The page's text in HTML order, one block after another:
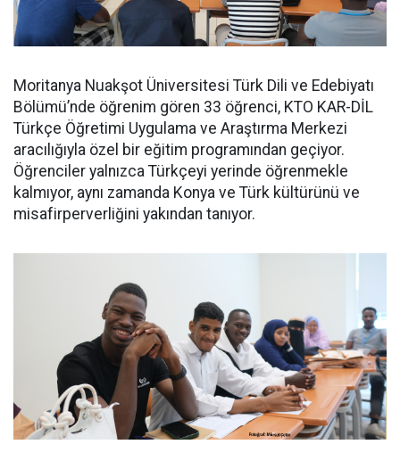
Moritanya Nuakşot Üniversitesi Türk Dili ve Edebiyatı
Bölümü’nde öğrenim gören 33 öğrenci, KTO KAR-DİL
Türkçe Öğretimi Uygulama ve Araştırma Merkezi
aracılığıyla özel bir eğitim programından geçiyor.
Öğrenciler yalnızca Türkçeyi yerinde öğrenmekle
kalmıyor, aynı zamanda Konya ve Türk kültürünü ve
misafirperverliğini yakından tanıyor.